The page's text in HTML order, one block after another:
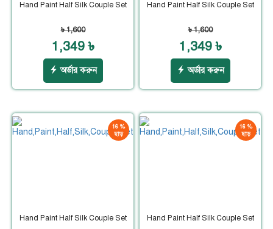
Hand Paint Half Silk Couple Set
৳ 1,600
1,349 ৳
অর্ডার করুন
Hand Paint Half Silk Couple Set
৳ 1,600
1,349 ৳
অর্ডার করুন
16 %
ছাড়
Hand Paint Half Silk Couple Set
16 %
ছাড়
Hand Paint Half Silk Couple Set